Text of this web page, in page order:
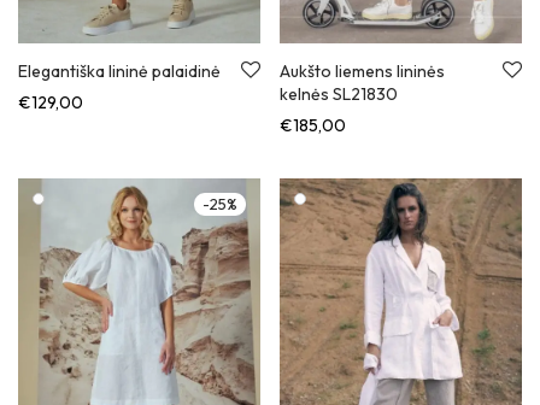
Elegantiška lininė palaidinė
€129,00
Aukšto liemens lininės
kelnės SL21830
€185,00
-25%